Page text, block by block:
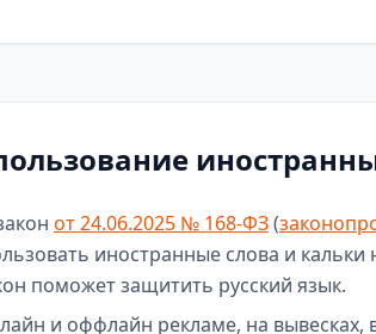
от 24.06.2025 № 168-ФЗ(
иностранные слова и кальки
поможет защитить русский язык.
и оффлайн рекламе, на вывесках,